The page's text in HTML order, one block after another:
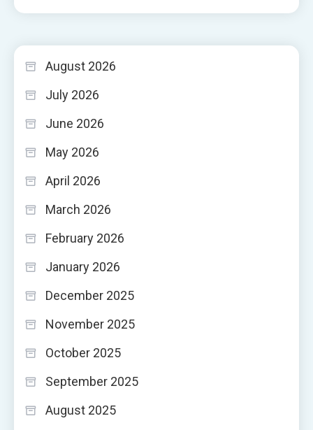
August 2026
July 2026
June 2026
May 2026
April 2026
March 2026
February 2026
January 2026
December 2025
November 2025
October 2025
September 2025
August 2025